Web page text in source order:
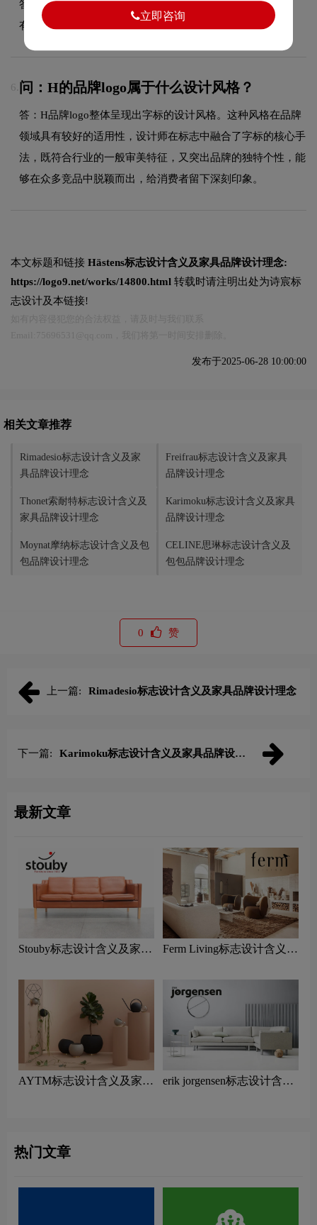
答：项目尾款结清后，LOGO设计版权将完整移交给甲方所
有，您可自由用于商业用途，无需额外支付版权费用。
6. 问：H的品牌logo属于什么设计风格？
答：H品牌logo整体呈现出字标的设计风格。这种风格在品牌
领域具有较好的适用性，设计师在标志中融合了字标的核心手
法，既符合行业的一般审美特征，又突出品牌的独特个性，能
够在众多竞品中脱颖而出，给消费者留下深刻印象。
本文标题和链接 Hästens标志设计含义及家具品牌设计理念:
https://logo9.net/works/14800.html 转载时请注明出处为诗宸标
志设计及本链接!
发布于2025-06-28 10:00:00
相关文章推荐
Rimadesio标志设计含义及家
具品牌设计理念
Freifrau标志设计含义及家具
品牌设计理念
Thonet索耐特标志设计含义及
家具品牌设计理念
Karimoku标志设计含义及家具
品牌设计理念
Moynat摩纳标志设计含义及包
包品牌设计理念
CELINE思琳标志设计含义及
包包品牌设计理念
0 赞
上一篇: Rimadesio标志设计含义及家具品牌设计理念
下一篇:
Karimoku标志设计含义及家具品牌设计
最新文章
Stouby标志设计含义及家具
Ferm Living标志设计含义及
AYTM标志设计含义及家具
erik jorgensen标志设计含义
热门文章
立即咨询